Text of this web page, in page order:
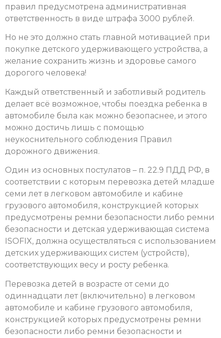
правил предусмотрена административная
ответственность в виде штрафа 3000 рублей.
Но не это должно стать главной мотивацией при
покупке детского удерживающего устройства, а
желание сохранить жизнь и здоровье самого
дорогого человека!
Каждый ответственный и заботливый родитель
делает всё возможное, чтобы поездка ребенка в
автомобиле была как можно безопаснее, и этого
можно достичь лишь с помощью
неукоснительного соблюдения Правил
дорожного движения.
Один из основных постулатов – п. 22.9 ПДД РФ, в
соответствии с которым перевозка детей младше
семи лет в легковом автомобиле и кабине
грузового автомобиля, конструкцией которых
предусмотрены ремни безопасности либо ремни
безопасности и детская удерживающая система
ISOFIX, должна осуществляться с использованием
детских удерживающих систем (устройств),
соответствующих весу и росту ребенка.
Перевозка детей в возрасте от семи до
одиннадцати лет (включительно) в легковом
автомобиле и кабине грузового автомобиля,
конструкцией которых предусмотрены ремни
безопасности либо ремни безопасности и